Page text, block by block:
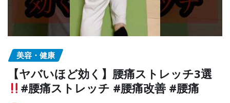
美容・健康
【ヤバいほど効く】腰痛ストレッチ3選
#腰痛ストレッチ #腰痛改善 #腰痛